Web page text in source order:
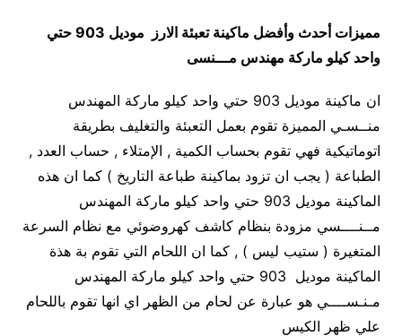
مميزاتأحدث وأفضل ماكينة تعبئة الارز
موديل 903 حتي
واحد كيلو ماركة مهندس مـــنسى
ان ماكينة موديل 903 حتي واحد كيلو ماركة المهندس
منــسـي المميزة تقوم بعمل التعبئة والتغليف بطريقة
اتوماتيكية فهي تقوم بحساب الكمية , الإمتلاء , حساب العدد ,
الطباعة ( يجب ان تزود بماكينة طباعة التاريخ ) كما ان هذه
الماكينة موديل 903 حتي واحد كيلو ماركة المهندس
مــنــــسي مزودة بنظام كاشف كهروضوئي مع نظام السرعة
المتغيرة ( ستيب ليس ) , كما ان اللحام التي تقوم بة هذة
الماكينة موديل 903 حتي واحد كيلو ماركة المهندس
مـنـســــي هو عبارة عن لحام من الظهر اي انها تقوم باللحام
علي ظهر الكيس